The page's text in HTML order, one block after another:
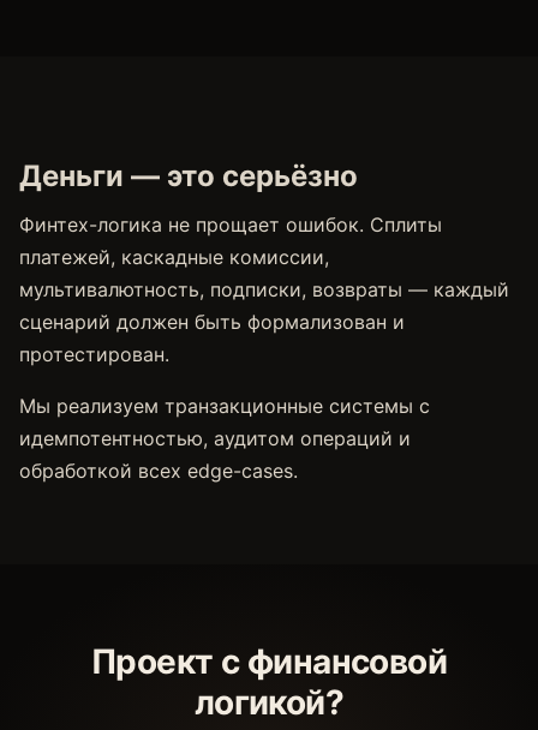
Деньги — это серьёзно
Финтех-логика не прощает ошибок. Сплиты
платежей, каскадные комиссии,
мультивалютность, подписки, возвраты — каждый
сценарий должен быть формализован и
протестирован.
Мы реализуем транзакционные системы с
идемпотентностью, аудитом операций и
обработкой всех edge-cases.
Проект с финансовой
логикой?